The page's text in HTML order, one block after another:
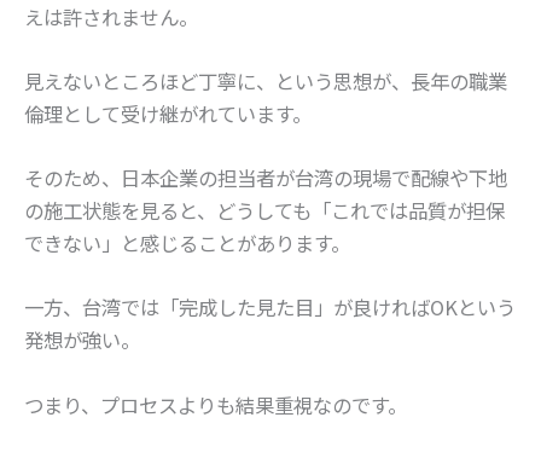
えは許されません。
見えないところほど丁寧に、という思想が、長年の職業
倫理として受け継がれています。
そのため、日本企業の担当者が台湾の現場で配線や下地
の施工状態を見ると、どうしても「これでは品質が担保
できない」と感じることがあります。
一方、台湾では「完成した見た目」が良ければOKという
発想が強い。
つまり、プロセスよりも結果重視なのです。